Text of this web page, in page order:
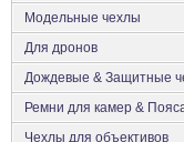
Модельные чехлы
Для дронов
Дождевые & Защитные
Ремни для камер &
Чехлы для объективов